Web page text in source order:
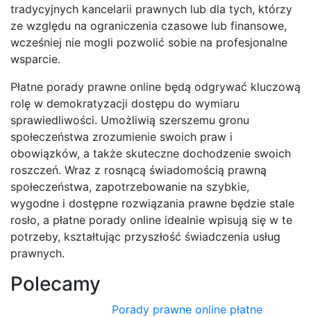
tradycyjnych kancelarii prawnych lub dla tych, którzy
ze względu na ograniczenia czasowe lub finansowe,
wcześniej nie mogli pozwolić sobie na profesjonalne
wsparcie.
Płatne porady prawne online będą odgrywać kluczową
rolę w demokratyzacji dostępu do wymiaru
sprawiedliwości. Umożliwią szerszemu gronu
społeczeństwa zrozumienie swoich praw i
obowiązków, a także skuteczne dochodzenie swoich
roszczeń. Wraz z rosnącą świadomością prawną
społeczeństwa, zapotrzebowanie na szybkie,
wygodne i dostępne rozwiązania prawne będzie stale
rosło, a płatne porady online idealnie wpisują się w te
potrzeby, kształtując przyszłość świadczenia usług
prawnych.
Polecamy
Porady prawne online płatne